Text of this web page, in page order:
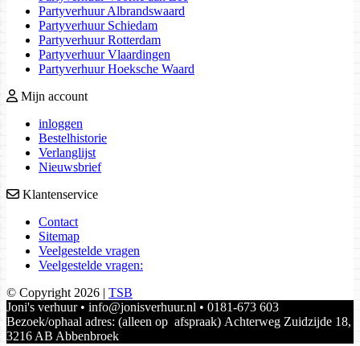
Partyverhuur Albrandswaard
Partyverhuur Schiedam
Partyverhuur Rotterdam
Partyverhuur Vlaardingen
Partyverhuur Hoeksche Waard
Mijn account
inloggen
Bestelhistorie
Verlanglijst
Nieuwsbrief
Klantenservice
Contact
Sitemap
Veelgestelde vragen
Veelgestelde vragen:
© Copyright 2026 | TSB
Joni's verhuur • info@jonisverhuur.nl • 0181-673 603
Bezoek/ophaal adres: (alleen op afspraak) Achterweg Zuidzijde 18,
3216 AB Abbenbroek